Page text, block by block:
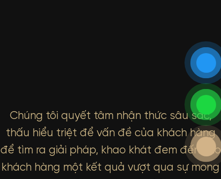
Chúng tôi quyết tâm nhận thức sâu sắc,
thấu hiểu triệt để vấn đề của khách hàng
để tìm ra giải pháp, khao khát đem đến cho
khách hàng một kết quả vượt qua sự mong